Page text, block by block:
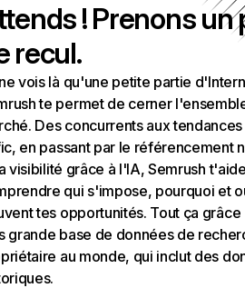
! Prenons un
recul.
vois là qu'une petite partie
te permet de cerner
Des concurrents aux
en passant par le référencement
visibilité grâce à l'IA, Semrush
qui s'impose, pourquoi et
tes opportunités. Tout ça grâce
grande base de données de
au monde, qui inclut des